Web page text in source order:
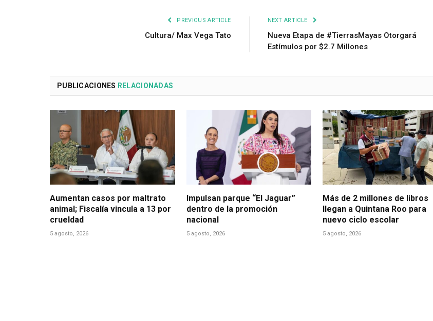
PREVIOUS ARTICLE
Cultura/ Max Vega Tato
NEXT ARTICLE
Nueva Etapa de #TierrasMayas Otorgará
Estímulos por $2.7 Millones
PUBLICACIONES RELACIONADAS
Aumentan casos por maltrato
animal; Fiscalía vincula a 13 por
crueldad
5 agosto, 2026
Impulsan parque “El Jaguar”
dentro de la promoción
nacional
5 agosto, 2026
Más de 2 millones de libros
llegan a Quintana Roo para
nuevo ciclo escolar
5 agosto, 2026